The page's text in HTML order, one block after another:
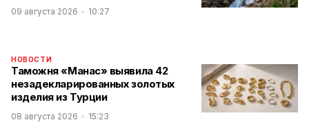
09 августа 2026 10:27
НОВОСТИ
Таможня «Манас» выявила 42
незадекларированных золотых
изделия из Турции
08 августа 2026 15:23